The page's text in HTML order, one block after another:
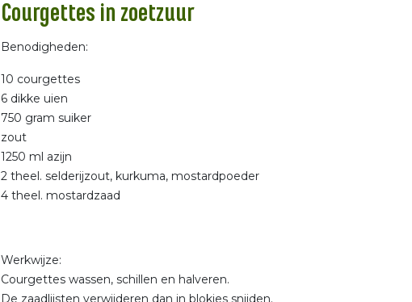
Courgettes in zoetzuur
Benodigheden:
10 courgettes
6 dikke uien
750 gram suiker
zout
1250 ml azijn
2 theel. selderijzout, kurkuma, mostardpoeder
4 theel. mostardzaad
Werkwijze:
Courgettes wassen, schillen en halveren.
De zaadlijsten verwijderen dan in blokjes snijden.